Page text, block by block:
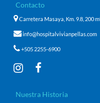
Contacto
Carretera Masaya, Km. 9.8, 200
info@hospitalvivianpellas.com
+505 2255-6900
Nuestra Historia